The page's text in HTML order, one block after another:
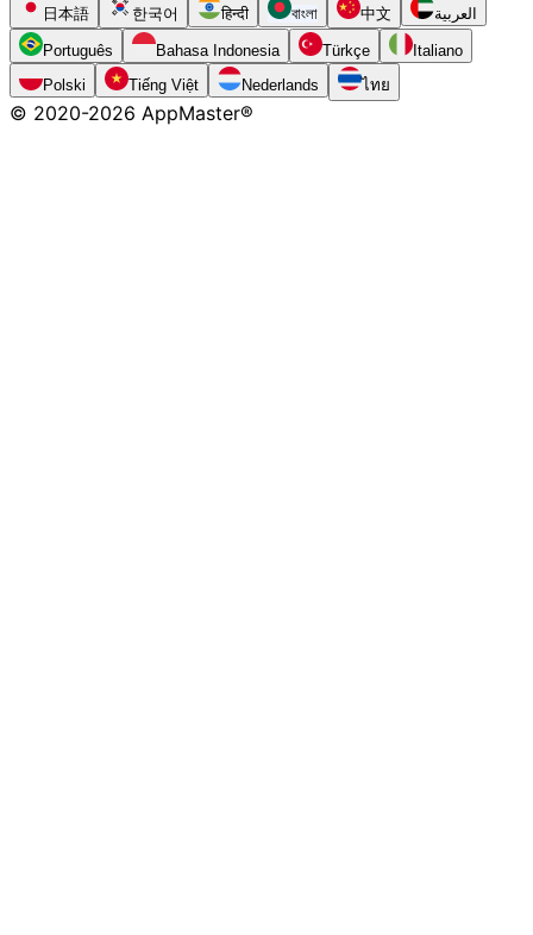
日本語
한국어 हिन्दी বাংলা 中文 العربية
Português Bahasa Indonesia Türkçe
Italiano
Polski
Tiếng Việt Nederlands ไทย
© 2020-2026 AppMaster®